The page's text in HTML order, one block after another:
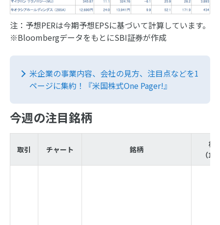
注：予想PERは今期予想EPSに基づいて計算しています。
※BloombergデータをもとにSBI証券が作成
米企業の事業内容、会社の見方、注目点などを1
ページに集約！『米国株式One Pager!』
今週の注目銘柄
取引 チャート 銘柄
株
（1/